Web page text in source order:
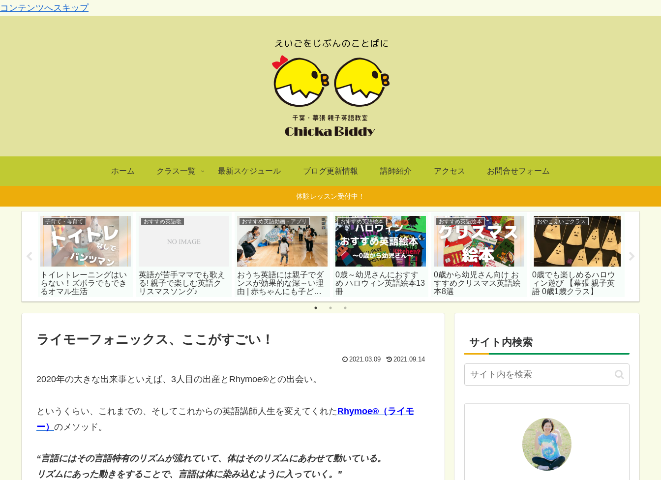
コンテンツへスキップ
ホーム クラス一覧 最新スケジュール ブログ更新情報 講師紹介 アクセス お問合せフォーム
体験レッスン受付中！
子育て・母育て
トイレトレーニングはい
らない！ズボラでもでき
るオマル生活
おすすめ英語歌
英語が苦手ママでも歌え
る! 親子で楽しむ英語ク
リスマスソング♪
おすすめ英語動画・アプリ
おうち英語には親子でダ
ンスが効果的な深～い理
由 | 赤ちゃんにも子ども
にもおすすめ英語歌10選
おすすめ英語絵本
0歳～幼児さんにおすす
め ハロウィン英語絵本13
冊
おすすめ英語絵本
0歳から幼児さん向け お
すすめクリスマス英語絵
本8選
おやこえいごクラス
0歳でも楽しめるハロウ
ィン遊び 【幕張 親子英
語 0歳1歳クラス】
ライモーフォニックス、ここがすごい！
2021.03.09 2021.09.14
2020年の大きな出来事といえば、3人目の出産とRhymoe®との出会い。
というくらい、これまでの、そしてこれからの英語講師人生を変えてくれたRhymoe®（ライモ
ー） のメソッド。
“言語にはその言語特有のリズムが流れていて、体はそのリズムにあわせて動いている。
リズムにあった動きをすることで、言語は体に染み込むように入っていく。”
サイト内検索